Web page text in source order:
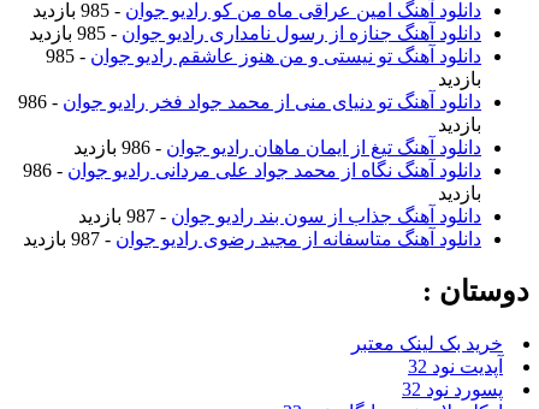
دانلود آهنگ امین عراقی ماه من کو رادیو جوان - 985 بازدید
دانلود آهنگ جنازه از رسول نامداری رادیو جوان - 985 بازدید
دانلود آهنگ تو نیستی و من هنوز عاشقم رادیو جوان
- 985
بازدید
دانلود آهنگ تو دنیای منی از محمد جواد فخر رادیو جوان
- 986
بازدید
دانلود آهنگ تیغ از ایمان ماهان رادیو جوان - 986 بازدید
دانلود آهنگ نگاه از محمد جواد علی مردانی رادیو جوان
- 986
بازدید
دانلود آهنگ جذاب از سون بند رادیو جوان - 987 بازدید
دانلود آهنگ متاسفانه از مجید رضوی رادیو جوان - 987 بازدید
دوستان :
خرید بک لینک معتبر
آپدیت نود 32
پسورد نود 32